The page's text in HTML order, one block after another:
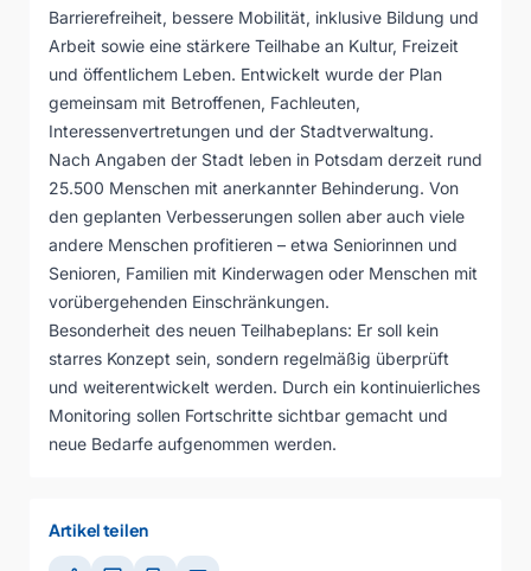
Barrierefreiheit, bessere Mobilität, inklusive Bildung und
Arbeit sowie eine stärkere Teilhabe an Kultur, Freizeit
und öffentlichem Leben. Entwickelt wurde der Plan
gemeinsam mit Betroffenen, Fachleuten,
Interessenvertretungen und der Stadtverwaltung.
Nach Angaben der Stadt leben in Potsdam derzeit rund
25.500 Menschen mit anerkannter Behinderung. Von
den geplanten Verbesserungen sollen aber auch viele
andere Menschen profitieren – etwa Seniorinnen und
Senioren, Familien mit Kinderwagen oder Menschen mit
vorübergehenden Einschränkungen.
Besonderheit des neuen Teilhabeplans: Er soll kein
starres Konzept sein, sondern regelmäßig überprüft
und weiterentwickelt werden. Durch ein kontinuierliches
Monitoring sollen Fortschritte sichtbar gemacht und
neue Bedarfe aufgenommen werden.
Artikel teilen